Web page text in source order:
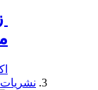
نشریات